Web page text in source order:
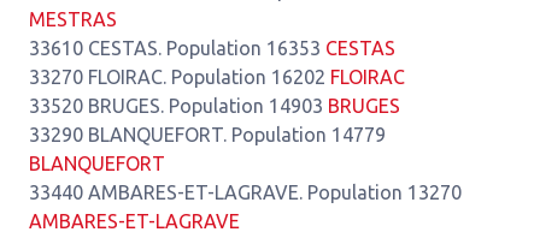
MESTRAS
33610 CESTAS. Population 16353 CESTAS
33270 FLOIRAC. Population 16202 FLOIRAC
33520 BRUGES. Population 14903 BRUGES
33290 BLANQUEFORT. Population 14779
BLANQUEFORT
33440 AMBARES-ET-LAGRAVE. Population 13270
AMBARES-ET-LAGRAVE